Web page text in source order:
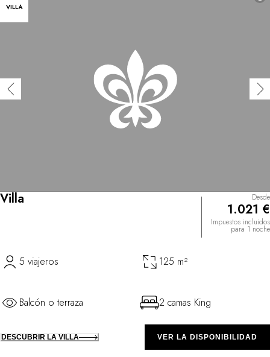
VILLA
Villa Desde
1.021 €
Impuestos incluidos
para 1 noche
5 viajeros 125 m²
Balcón o terraza 2 camas King
DESCUBRIR LA VILLA VER LA DISPONIBILIDAD